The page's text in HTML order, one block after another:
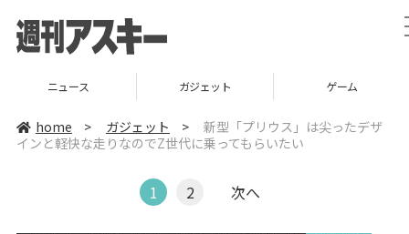
ニュース ガジェット ゲーム
home > ガジェット >
新型「プリウス」は尖ったデザ
インと軽快な走りなのでZ世代に乗ってもらいたい
1 2 次へ